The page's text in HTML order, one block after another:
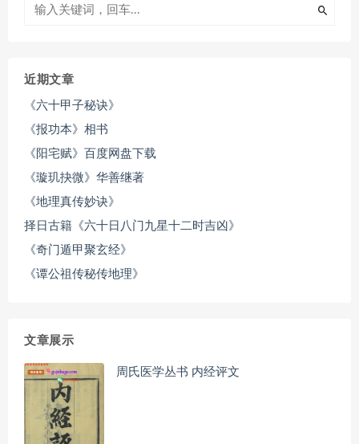
近期文章
《六十甲子秘诀》
《报功本》相书
《阳宅赋》百度网盘下载
《璇玑抉微》华善继著
《地理真传妙诀》
择日古籍《六十日八门九星十二时吉凶》
《奇门遁甲聚玄经》
《谭公祖传秘传地理》
文章展示
周氏医学丛书 内经评文